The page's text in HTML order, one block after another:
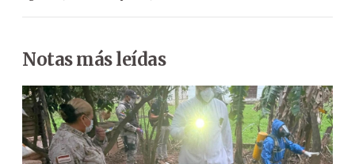
Notas más leídas